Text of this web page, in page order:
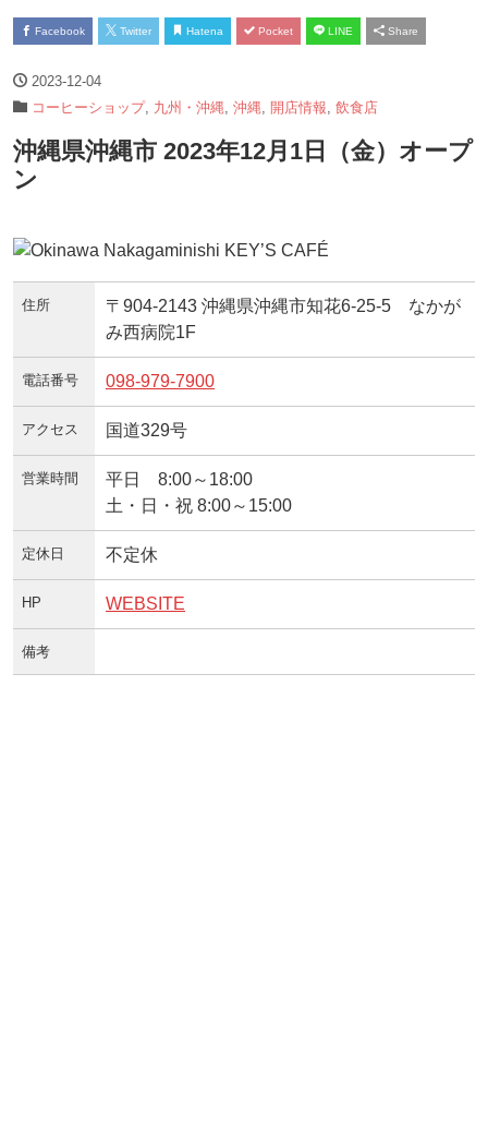
Facebook Twitter Hatena Pocket LINE Share
2023-12-04
コーヒーショップ, 九州・沖縄 沖縄 開店情報 飲食店
沖縄県沖縄市 2023年12月1日（金）オープ
ン
住所
〒904-2143 沖縄県沖縄市知花6-25-5 なかが
み西病院1F
電話番号 098-979-7900
アクセス 国道329号
営業時間
平日 8:00～18:00
土・日・祝 8:00～15:00
定休日 不定休
HP WEBSITE
備考